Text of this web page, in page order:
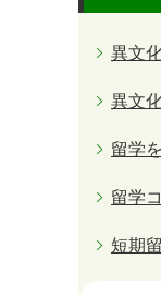
異文
異文
留学
留学
短期